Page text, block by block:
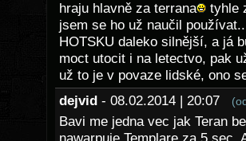
hraju hlavně za terrana
tyhle
jsem se ho už naučil
HOTSKU daleko silnější, a já
moct utocit i na letectvo, pak
už to je v povaze lidské, ono
dejvid - 08.02.2014 | 20:07
Bavi me jedna vec jak Teran